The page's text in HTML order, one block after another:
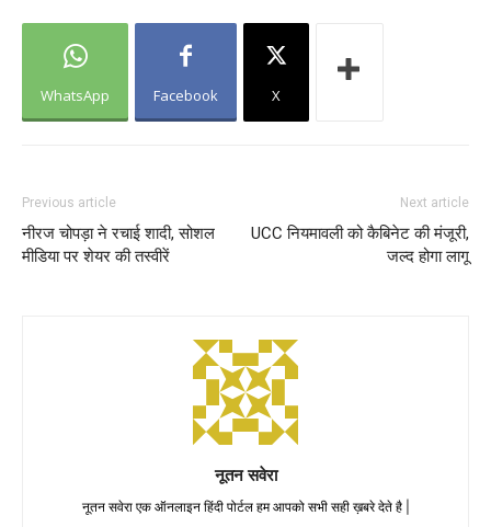
WhatsApp Facebook X
Previous article
नीरज चोपड़ा ने रचाई शादी, सोशल
मीडिया पर शेयर की तस्वीरें
Next article
UCC नियमावली को कैबिनेट की मंजूरी,
जल्द होगा लागू
नूतन सवेरा
नूतन सवेरा एक ऑनलाइन हिंदी पोर्टल हम आपको सभी सही ख़बरे देते है |